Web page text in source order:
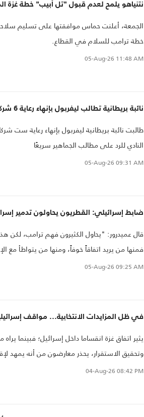
نتنياهو يلمح لعدم قبول "تل أبيب" خطة غزة
الجمعة، أعلنت حماس موافقتها على تسليم
خطة ترامب للسلام في القطاع.
05-Aug-26 11:48 AM
نائبة بريطانية تطالب ليفربول بإنهاء رعاية 6 شركات مرتبطة بدعم دولة الاحتلال
طالبت نائبة بريطانية ليفربول بإنهاء رعاية ست
النادي للرد على مطالب الجماهير سريعًا
05-Aug-26 09:31 AM
ضابط إسرائيلي: القطريون يحاولون تدمير
قال عميدرور: "يحاول الكثيرون فهم ترامب، لكن
فمنها من يريد اتفاقاً خوفاً، ومنها من يتواطأ مع
يعارض الإيرانيين بشدة، لكنه غير مستعد لمهاجمة
05-Aug-26 09:25 AM
في ظل المزايدات الانتخابية... مواقف
يثير اتفاق غزة انقساما داخل إسرائيل؛ فبينما
وتحقيق الاستقرار، يحذر معارضون من أنه يمهد
04-Aug-26 08:42 PM